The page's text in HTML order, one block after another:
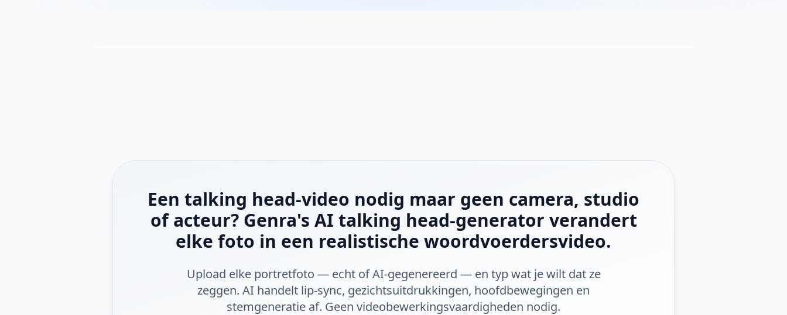
Een talking head-video nodig maar geen camera, studio
of acteur? Genra's AI talking head-generator verandert
elke foto in een realistische woordvoerdersvideo.
Upload elke portretfoto — echt of AI-gegenereerd — en typ wat je wilt dat ze
zeggen. AI handelt lip-sync, gezichtsuitdrukkingen, hoofdbewegingen en
stemgeneratie af. Geen videobewerkingsvaardigheden nodig.